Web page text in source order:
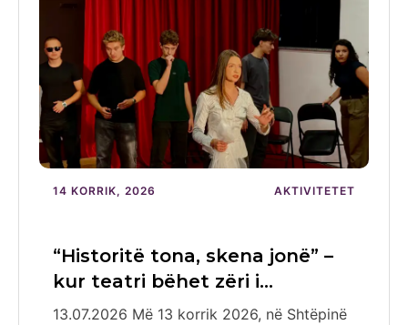
14 KORRIK, 2026 AKTIVITETET
“Historitë tona, skena jonë” –
kur teatri bëhet zëri i…
13.07.2026 Më 13 korrik 2026, në Shtëpinë